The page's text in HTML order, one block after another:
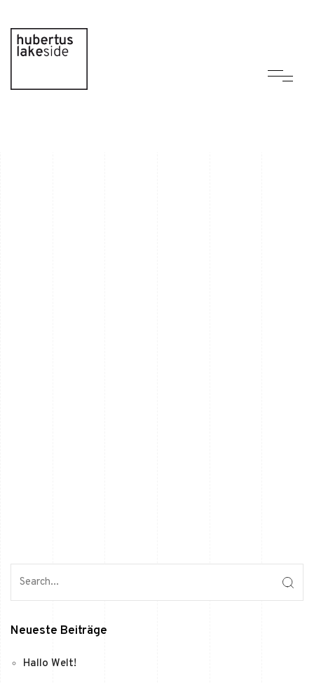
Neueste Beiträge
Hallo Welt!